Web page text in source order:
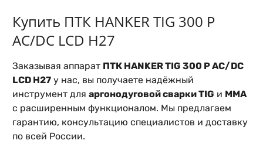
Купить ПТК HANKER TIG 300 P
AC/DC LCD H27
Заказывая аппарат ПТК HANKER TIG 300 P AC/DC
LCD H27 у нас, вы получаете надёжный
инструмент для аргонодуговой сварки TIG и MMA
с расширенным функционалом. Мы предлагаем
гарантию, консультацию специалистов и доставку
по всей России.